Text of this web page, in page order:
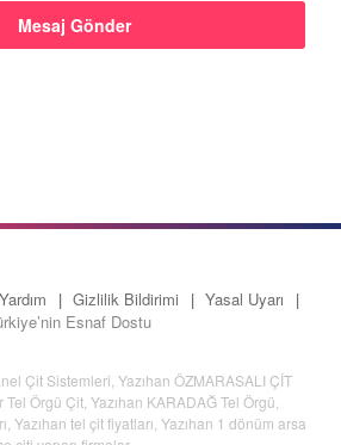
Yardım Gizlilik Bildirimi
Yasal Uyarı
Esnaf Dostu
Çit Sistemleri Yazıhan ÖZMARASALI ÇİT
Tel Örgü Çit Yazıhan KARADAĞ Tel Örgü
Yazıhan tel çit fiyatları Yazıhan 1 dönüm arsa